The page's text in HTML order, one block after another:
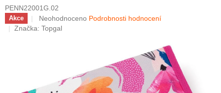
PENN22001G.02
Akce Průměrné hodnocení produktu je 0,0 z 5 hvězdiček.
Neohodnoceno Podrobnosti hodnocení
Značka: Topgal